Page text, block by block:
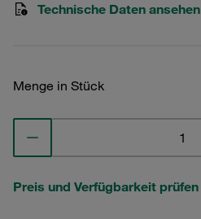
Technische Daten ansehen
Menge in Stück
Preis und Verfügbarkeit prüfen